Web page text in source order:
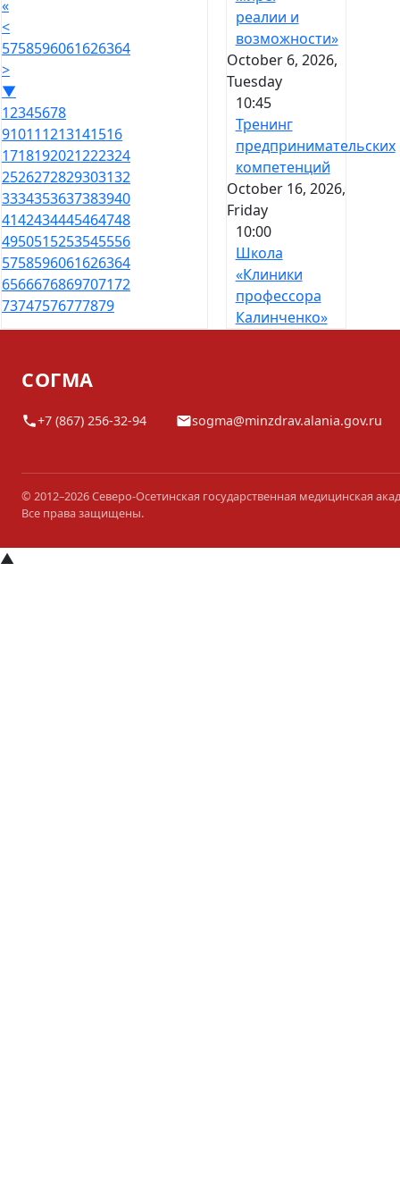
«
<
5758596061626364
>
▼
12345678
910111213141516
1718192021222324
2526272829303132
3334353637383940
4142434445464748
4950515253545556
5758596061626364
6566676869707172
73747576777879
реалии и
возможности»
October 6, 2026,
Tuesday
10:45
Тренинг
предпринимательских
компетенций
October 16, 2026,
Friday
10:00
Школа
«Клиники
профессора
Калинченко»
СОГМА
+7 (867) 256-32-94 sogma@minzdrav.alania.gov.ru
© 2012–2026 Северо-Осетинская государственная медицинская
Все права защищены.
▲